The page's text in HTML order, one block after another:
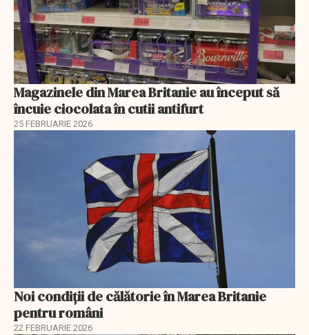
Magazinele din Marea Britanie au început să
încuie ciocolata în cutii antifurt
25 FEBRUARIE 2026
Noi condiții de călătorie în Marea Britanie
pentru români
22 FEBRUARIE 2026